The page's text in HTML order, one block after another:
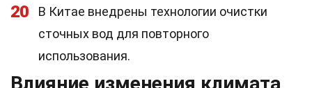
20
В Китае внедрены технологии очистки
сточных вод для повторного
использования.